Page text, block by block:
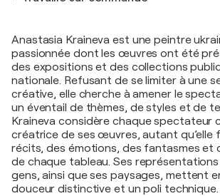
Anastasia Kraineva est une peintre
passionnée dont les œuvres ont été
des expositions et des collections
nationale. Refusant de se limiter à une
créative, elle cherche à amener le
un éventail de thèmes, de styles et de
Kraineva considère chaque spectateur
créatrice de ses œuvres, autant qu’elle
récits, des émotions, des fantasmes et
de chaque tableau. Ses
gens, ainsi que ses paysages, mettent
douceur distinctive et un poli technique.